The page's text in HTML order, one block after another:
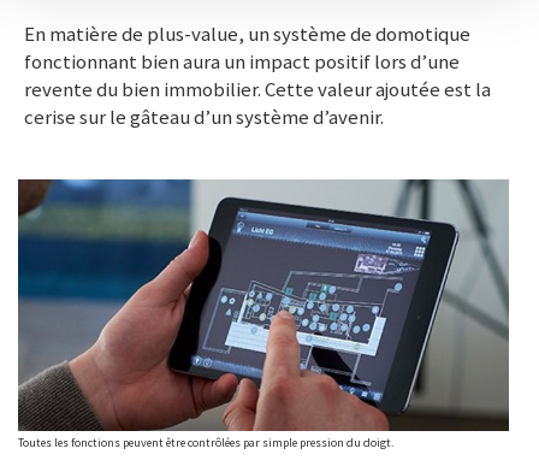
En matière de plus-value, un système de domotique
fonctionnant bien aura un impact positif lors d’une
revente du bien immobilier. Cette valeur ajoutée est la
cerise sur le gâteau d’un système d’avenir.
Toutes les fonctions peuvent être contrôlées par simple pression du doigt.